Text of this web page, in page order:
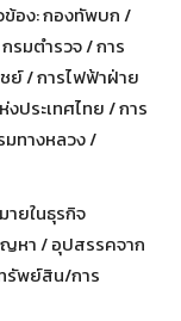
ข้อง: กองทัพบก /
รมตำรวจ / การ
ย์ / การไฟฟ้าฝ่าย
ประเทศไทย / การ
มทางหลวง /
ยในธุรกิจ
หา / อุปสรรคจาก
รัพย์สิน/การ